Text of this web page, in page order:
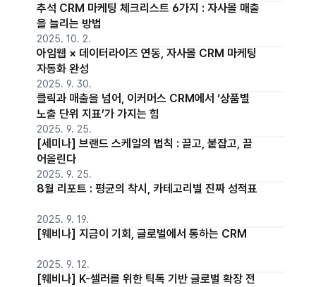
추석 CRM 마케팅 체크리스트 6가지 : 자사몰 매출
을 늘리는 방법
2025. 10. 2.
아임웹 × 데이터라이즈 연동, 자사몰 CRM 마케팅
자동화 완성
2025. 9. 30.
클릭과 매출을 넘어, 이커머스 CRM에서 ‘상품별
노출 단위 지표’가 가지는 힘
2025. 9. 25.
[세미나] 브랜드 스케일의 법칙 : 끌고, 붙잡고, 끌
어올린다
2025. 9. 25.
8월 리포트 : 평균의 착시, 카테고리별 진짜 성적표
2025. 9. 19.
[웨비나] 지금이 기회, 글로벌에서 통하는 CRM
2025. 9. 12.
[웨비나] K-셀러를 위한 틱톡 기반 글로벌 확장 전